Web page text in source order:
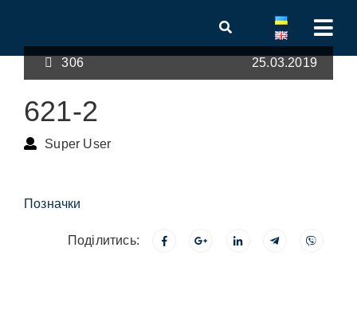
306 25.03.2019
621-2
Super User
Позначки
Поділитись: